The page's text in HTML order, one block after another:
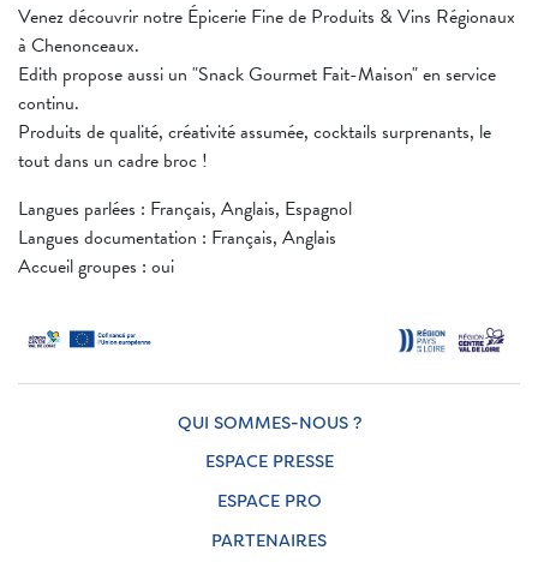
Venez découvrir notre Épicerie Fine de Produits & Vins Régionaux
à Chenonceaux.
Edith propose aussi un "Snack Gourmet Fait-Maison" en service
continu.
Produits de qualité, créativité assumée, cocktails surprenants, le
tout dans un cadre broc !
Langues parlées : Français, Anglais, Espagnol
Langues documentation : Français, Anglais
Accueil groupes : oui
QUI SOMMES-NOUS ?
ESPACE PRESSE
ESPACE PRO
PARTENAIRES